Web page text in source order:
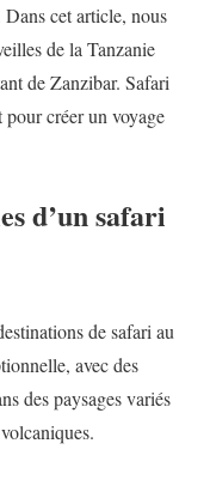
cet article, nous
de la Tanzanie
de Zanzibar. Safari
pour créer un voyage
d’un safari
de safari au
avec des
des paysages variés